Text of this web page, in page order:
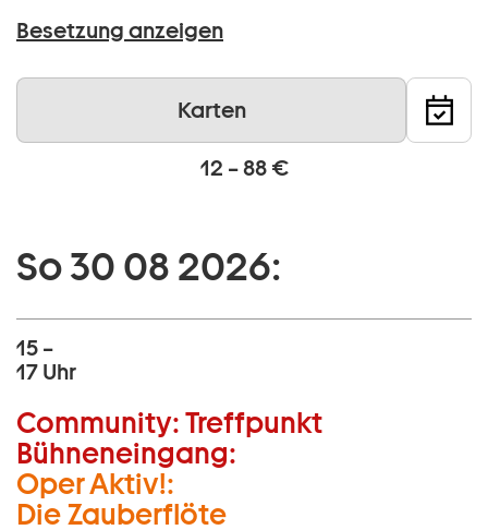
Besetzung anzeigen
Karten
12 – 88 €
So 30 08 2026:
15 –
17 Uhr
Community:Treffpunkt
Bühneneingang:
Oper Aktiv!:
Die Zauberflöte